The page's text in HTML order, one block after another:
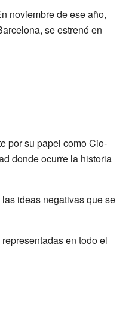
noviembre de ese año,
se estrenó en
por su papel como Cio-
donde ocurre la historia
ideas negativas que se
en todo el